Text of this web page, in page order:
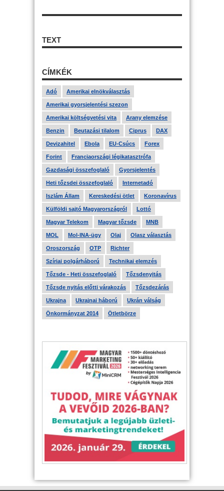
TEXT
CÍMKÉK
Adó Amerikai elnökválasztás
Amerikai gyorsjelentési szezon
Amerikai költségvetési vita Arany elemzése
Benzin Beutazási tilalom Ciprus DAX
Devizahitel Ebola EU-Csúcs Forex
Forint Franciaországi légikatasztrófa
Gazdasági összefoglaló Gyorsjelentés
Heti tőzsdei összefoglaló Internetadó
Iszlám Állam Kereskedési ötlet Koronavírus
Külföldi sajtó Magyarországról Lottó
Magyar Telekom Magyar tőzsde MNB
MOL Mol-INA-ügy Olaj Olasz választás
Oroszország OTP Richter
Szíriai polgárháború Technikai elemzés
Tőzsde - Heti összefoglaló Tőzsdenyitás
Tőzsde nyitás előtti várakozás Tőzsdezárás
Ukrajna Ukrajnai háború Ukrán válság
Önkormányzat 2014 Ötletbörze